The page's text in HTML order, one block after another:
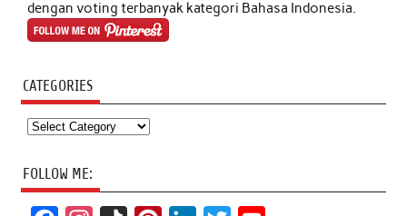
dengan voting terbanyak kategori Bahasa Indonesia.
CATEGORIES
Categories
FOLLOW ME: